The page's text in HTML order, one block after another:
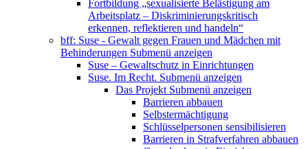
Fortbildung „sexualisierte Belästigung am
Arbeitsplatz – Diskriminierungskritisch
erkennen, reflektieren und handeln“
bff: Suse - Gewalt gegen Frauen und Mädchen mit
Behinderungen Submenü anzeigen
Suse – Gewaltschutz in Einrichtungen
Suse. Im Recht. Submenü anzeigen
Das Projekt Submenü anzeigen
Barrieren abbauen
Selbstermächtigung
Schlüsselpersonen sensibilisieren
Barrieren in Strafverfahren abbauen